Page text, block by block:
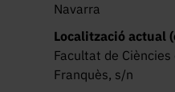
Navarra
Localització actual
Facultat de
Franquès, s/n